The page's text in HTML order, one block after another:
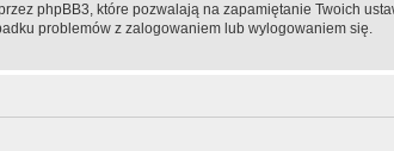
phpBB3, które pozwalają na zapamiętanie Twoich
problemów z zalogowaniem lub wylogowaniem się.